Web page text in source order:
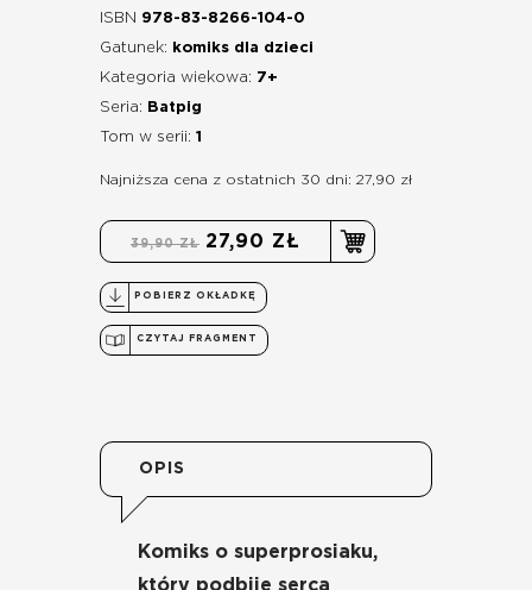
ISBN 978-83-8266-104-0
Gatunek:
komiks dla dzieci
Kategoria wiekowa: 7+
Seria:
Batpig
Tom w serii: 1
Najniższa cena z ostatnich 30 dni: 27,90 zł
39,90 ZŁ 27,90 ZŁ
POBIERZ OKŁADKĘ
CZYTAJ FRAGMENT
OPIS
Komiks o superprosiaku,
który podbije serca